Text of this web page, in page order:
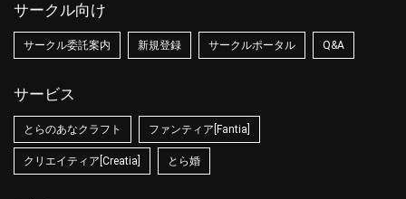
サークル向け
サークル委託案内 新規登録 サークルポータル Q&A
サービス
とらのあなクラフト ファンティア[Fantia]
クリエイティア[Creatia] とら婚